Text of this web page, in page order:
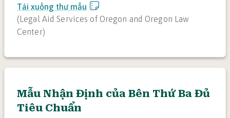
Tải xuống thư mẫu
(Legal Aid Services of Oregon and Oregon Law
Center)
Mẫu Nhận Định của Bên Thứ Ba Đủ
Tiêu Chuẩn